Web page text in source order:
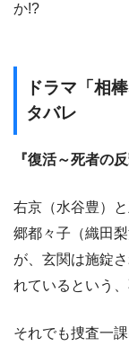
か!?
ドラマ「相
タバレ
『復活～死者の反
右京（水谷豊）
郷都々子（織田
が、玄関は施錠
れているという
それでも捜査一